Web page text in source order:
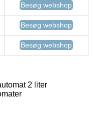
Besøg webshop
Besøg webshop
Besøg webshop
2 liter